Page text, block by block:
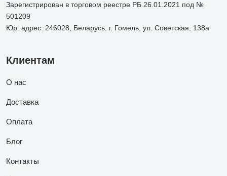
Зарегистрирован в торговом реестре РБ 26.01.2021 под №
501209
Юр. адрес: 246028, Беларусь, г. Гомель, ул. Советская, 138а
Клиентам
О нас
Доставка
Оплата
Блог
Контакты